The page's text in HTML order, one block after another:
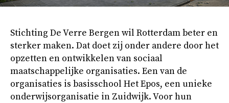
Stichting De Verre Bergen wil Rotterdam beter en
sterker maken. Dat doet zij onder andere door het
opzetten en ontwikkelen van sociaal
maatschappelijke organisaties. Een van de
organisaties is basisschool Het Epos, een unieke
onderwijsorganisatie in Zuidwijk. Voor hun